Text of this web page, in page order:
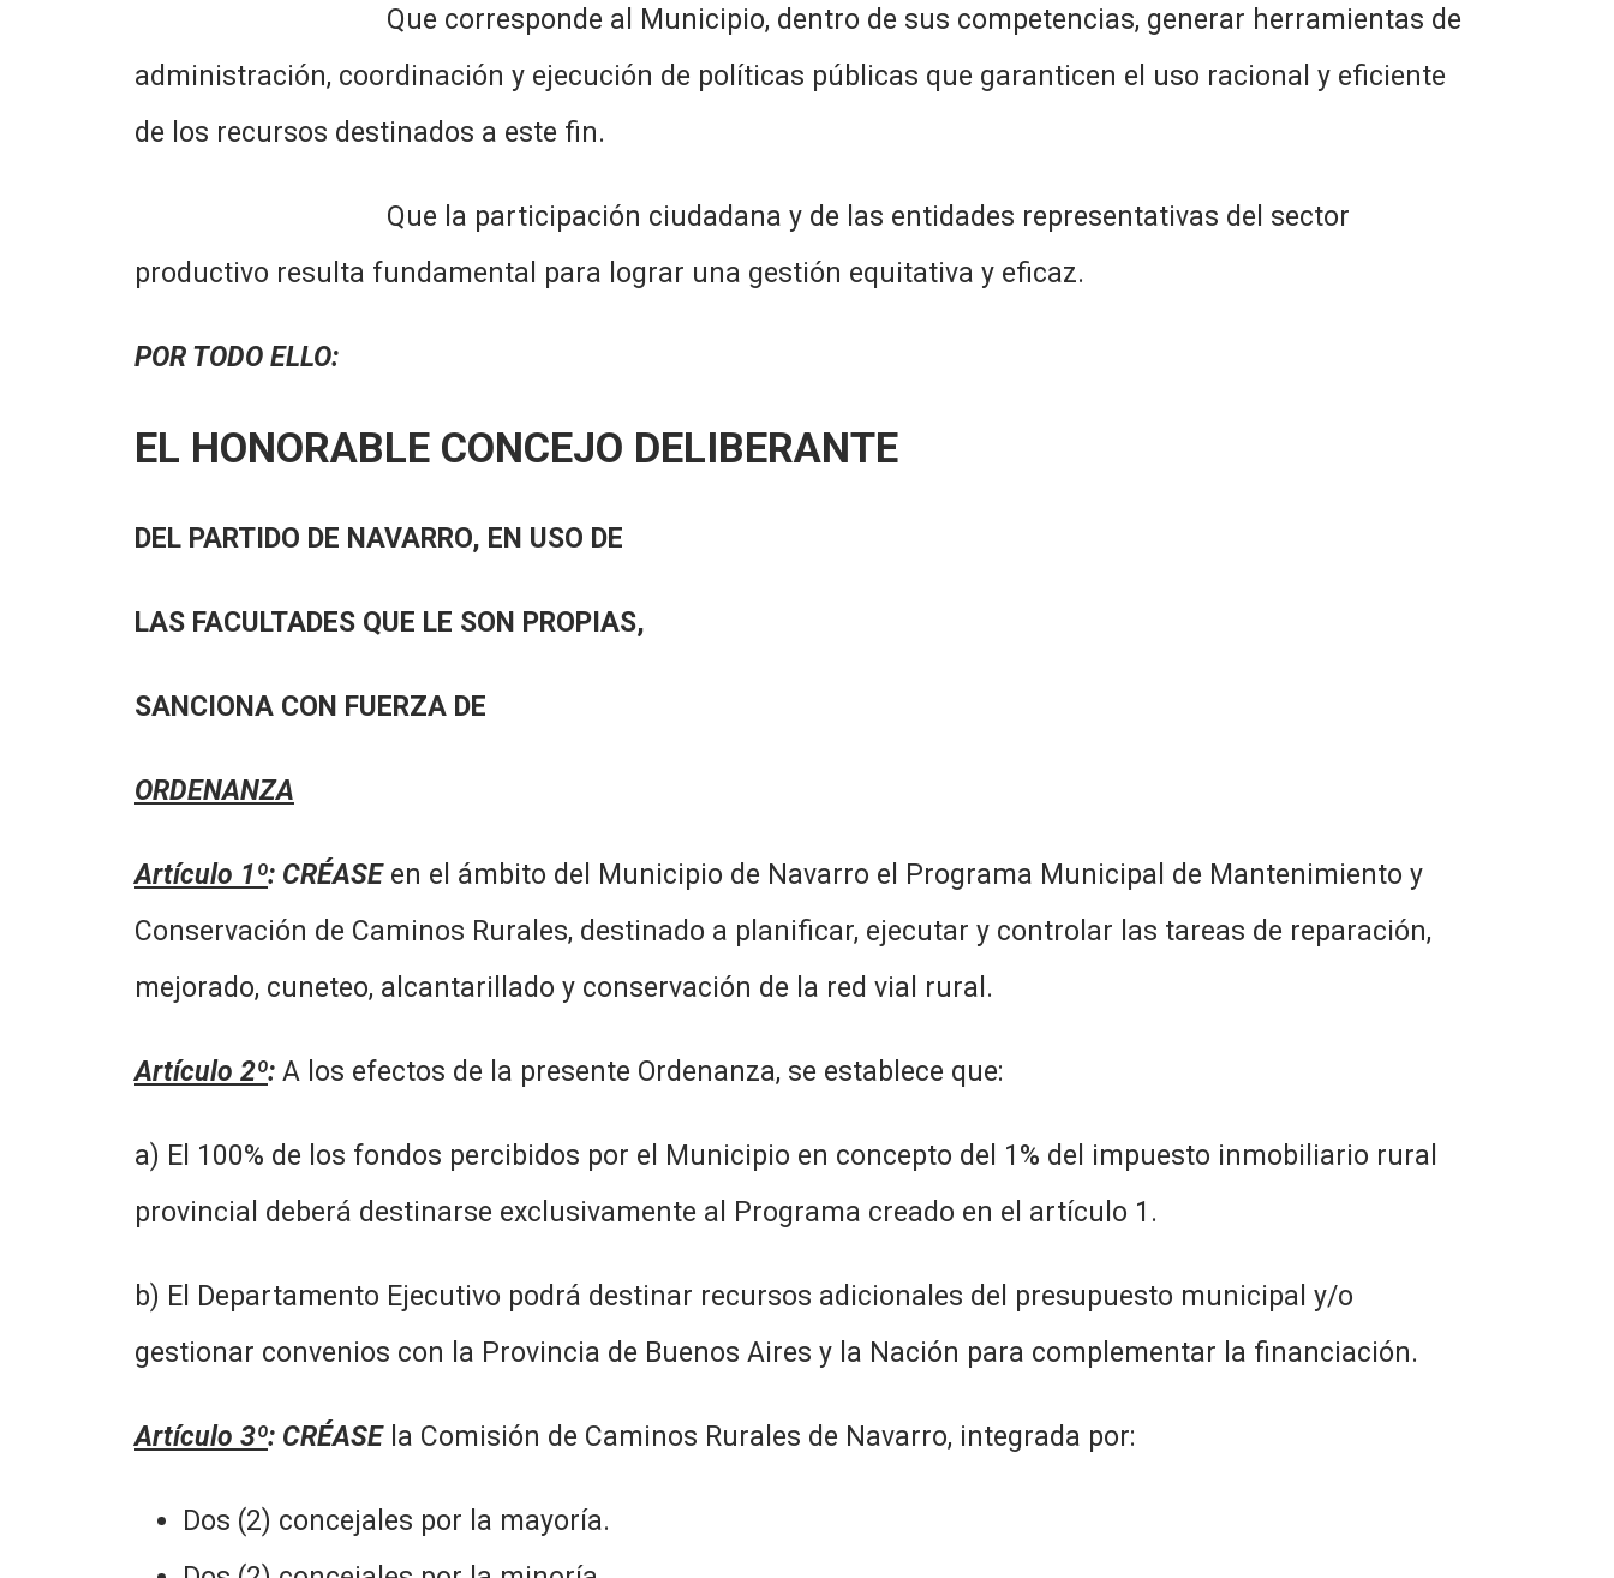
Que corresponde al Municipio, dentro de sus competencias, generar herramientas de
administración, coordinación y ejecución de políticas públicas que garanticen el uso racional y eficiente
de los recursos destinados a este fin.
Que la participación ciudadana y de las entidades representativas del sector
productivo resulta fundamental para lograr una gestión equitativa y eficaz.
POR TODO ELLO:
EL HONORABLE CONCEJO DELIBERANTE
DEL PARTIDO DE NAVARRO, EN USO DE
LAS FACULTADES QUE LE SON PROPIAS,
SANCIONA CON FUERZA DE
ORDENANZA
Artículo 1º: CRÉASE en el ámbito del Municipio de Navarro el Programa Municipal de Mantenimiento y
Conservación de Caminos Rurales, destinado a planificar, ejecutar y controlar las tareas de reparación,
mejorado, cuneteo, alcantarillado y conservación de la red vial rural.
Artículo 2º: A los efectos de la presente Ordenanza, se establece que:
a) El 100% de los fondos percibidos por el Municipio en concepto del 1% del impuesto inmobiliario rural
provincial deberá destinarse exclusivamente al Programa creado en el artículo 1.
b) El Departamento Ejecutivo podrá destinar recursos adicionales del presupuesto municipal y/o
gestionar convenios con la Provincia de Buenos Aires y la Nación para complementar la financiación.
Artículo 3º: CRÉASEla Comisión de Caminos Rurales de Navarro, integrada por:
Dos (2) concejales por la mayoría.